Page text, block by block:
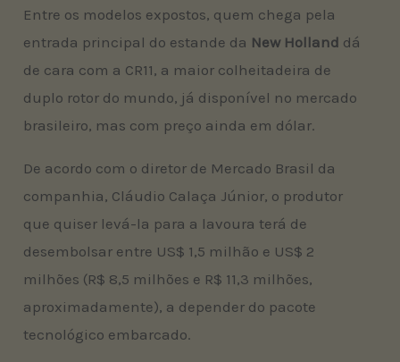
Entre os modelos expostos, quem chega pela
entrada principal do estande da New Holland dá
de cara com a CR11, a maior colheitadeira de
duplo rotor do mundo, já disponível no mercado
brasileiro, mas com preço ainda em dólar.
De acordo com o diretor de Mercado Brasil da
companhia, Cláudio Calaça Júnior, o produtor
que quiser levá-la para a lavoura terá de
desembolsar entre US$ 1,5 milhão e US$ 2
milhões (R$ 8,5 milhões e R$ 11,3 milhões,
aproximadamente), a depender do pacote
tecnológico embarcado.